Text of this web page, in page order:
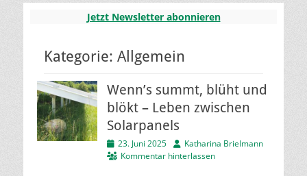
Jetzt Newsletter abonnieren
Kategorie: Allgemein
Wenn’s summt, blüht und
blökt – Leben zwischen
Solarpanels
Veröffentlicht
am
23. Juni 2025 AutorKatharina Brielmann
Kommentar hinterlassen